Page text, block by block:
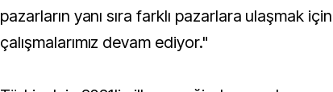
pazarların yanı sıra farklı pazarlara ulaşmak için
çalışmalarımız devam ediyor."